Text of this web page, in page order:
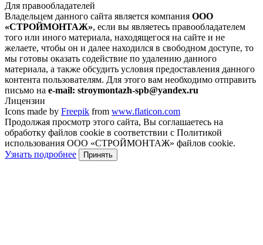
Для правообладателей
Владельцем данного сайта является компания ООО
«СТРОЙМОНТАЖ», если вы являетесь правообладателем
того или иного материала, находящегося на сайте и не
желаете, чтобы он и далее находился в свободном доступе, то
мы готовы оказать содействие по удалению данного
материала, а также обсудить условия предоставления данного
контента пользователям. Для этого вам необходимо отправить
письмо на e-mail: stroymontazh-spb@yandex.ru
Лицензии
Icons made by Freepik from www.flaticon.com
Продолжая просмотр этого сайта, Вы соглашаетесь на
обработку файлов cookie в соответствии с Политикой
использования ООО «СТРОЙМОНТАЖ» файлов cookie.
Узнать подробнее
Принять